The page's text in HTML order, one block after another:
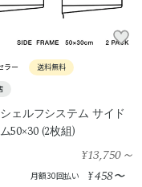
ラー 送料無料
ェルフシステム サイド
50×30 (2枚組)
¥13,750～
月額30回払い ¥458〜